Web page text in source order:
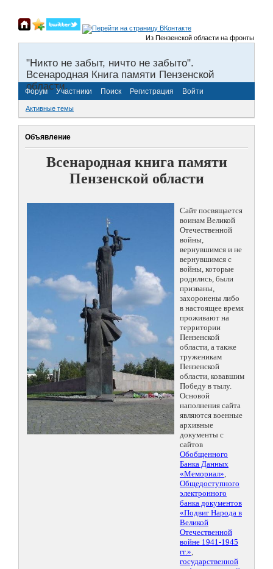
Из Пензенской области на фронты
"Никто не забыт, ничто не забыто".
Всенародная Книга памяти Пензенской
области.
Форум Участники Поиск Регистрация Войти
Активные темы
Объявление
Всенародная книга памяти
Пензенской области
Сайт посвящается
воинам Великой
Отечественной
войны,
вернувшимся и не
вернувшимся с
войны, которые
родились, были
призваны,
захоронены либо
в настоящее время
проживают на
территории
Пензенской
области, а также
труженикам
Пензенской
области, ковавшим
Победу в тылу.
Основой
наполнения сайта
являются военные
архивные
документы с
сайтов
Обобщенного
Банка Данных
«Мемориал»,
Общедоступного
электронного
банка документов
«Подвиг Народа в
Великой
Отечественной
войне 1941-1945
гг.»,
государственной